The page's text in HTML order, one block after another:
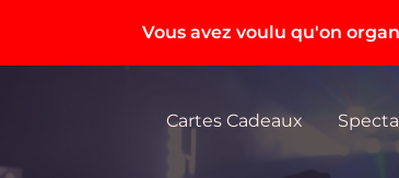
Vous avez voulu qu'on
Cartes Cadeaux